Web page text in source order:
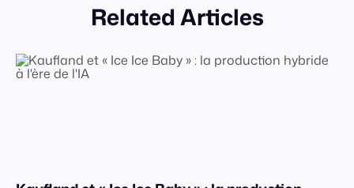
Related Articles